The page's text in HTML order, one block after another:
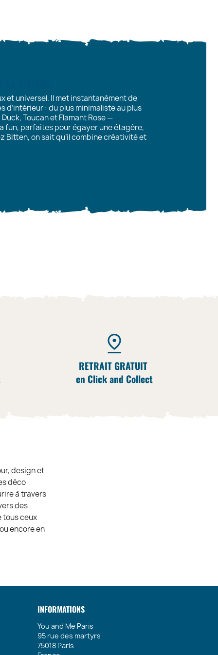
et universel. Il met instantanément de
d’intérieur : du plus minimaliste au plus
Toucan et Flamant Rose —
parfaites pour égayer une étagère,
Bitten, on sait qu’il combine créativité et
RETRAIT GRATUIT
en Click and Collect
design et
déco
à travers
des
tous ceux
encore en
INFORMATIONS
You and Me Paris
95 rue des martyrs
75018 Paris